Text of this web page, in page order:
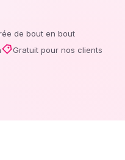
32 bits
de bout en bout
Gratuit pour nos clients